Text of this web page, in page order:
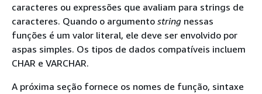
caracteres ou expressões que avaliam para strings de
caracteres. Quando o argumento string nessas
funções é um valor literal, ele deve ser envolvido por
aspas simples. Os tipos de dados compatíveis incluem
CHAR e VARCHAR.
A próxima seção fornece os nomes de função, sintaxe